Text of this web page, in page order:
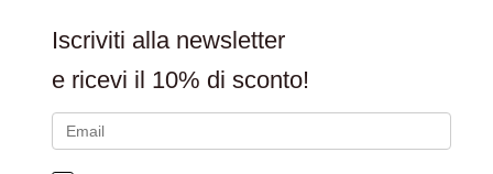
Iscriviti alla newsletter
e ricevi il 10% di sconto!